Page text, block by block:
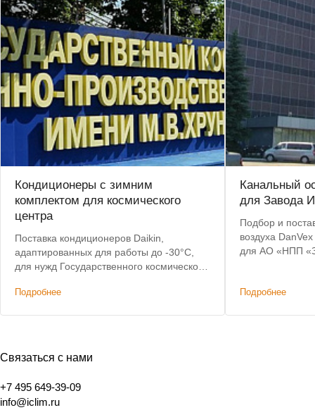
Кондиционеры с зимним
комплектом для космического
центра
Поставка кондиционеров Daikin,
адаптированных для работы до -30°C,
для нужд Государственного космического
М.В.Хруничева
Подробнее
Канальный
для Завода
Подбор и
воздуха
для АО «НПП
Ульяновске.
Подробнее
Связаться с нами
+7 495 649-39-09
info@iclim.ru